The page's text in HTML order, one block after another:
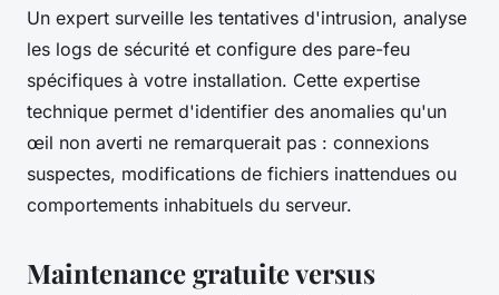
Un expert surveille les tentatives d'intrusion, analyse
les logs de sécurité et configure des pare-feu
spécifiques à votre installation. Cette expertise
technique permet d'identifier des anomalies qu'un
œil non averti ne remarquerait pas : connexions
suspectes, modifications de fichiers inattendues ou
comportements inhabituels du serveur.
Maintenance gratuite versus